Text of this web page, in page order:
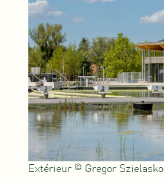
Extérieur © Gregor Szielasko